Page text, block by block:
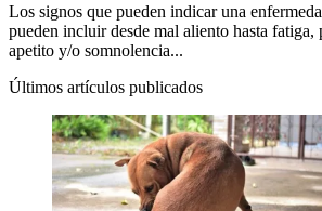
Los signos que pueden indicar una
pueden incluir desde mal aliento hasta fatiga,
apetito y/o somnolencia...
Últimos artículos publicados